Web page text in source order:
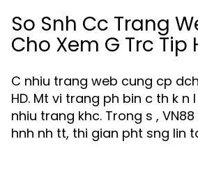
So Snh Cc Trang
Cho Xem G Trc Tip
C nhiu trang web cung cp
HD. Mt vi trang ph bin c th k n l
nhiu trang khc. Trong s ,
hnh nh tt, thi gian pht sng lin